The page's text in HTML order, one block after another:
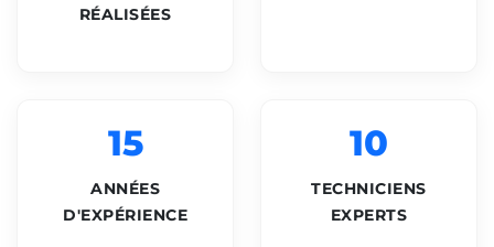
RÉALISÉES
15
ANNÉES
D'EXPÉRIENCE
10
TECHNICIENS
EXPERTS